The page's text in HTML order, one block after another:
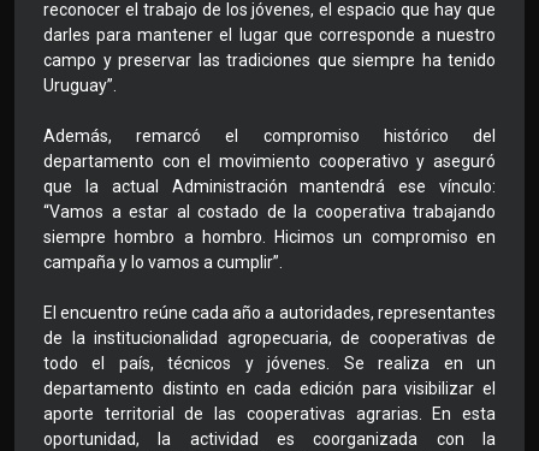
reconocer el trabajo de los jóvenes, el espacio que hay que
darles para mantener el lugar que corresponde a nuestro
campo y preservar las tradiciones que siempre ha tenido
Uruguay”.
Además, remarcó el compromiso histórico del
departamento con el movimiento cooperativo y aseguró
que la actual Administración mantendrá ese vínculo:
“Vamos a estar al costado de la cooperativa trabajando
siempre hombro a hombro. Hicimos un compromiso en
campaña y lo vamos a cumplir”.
El encuentro reúne cada año a autoridades, representantes
de la institucionalidad agropecuaria, de cooperativas de
todo el país, técnicos y jóvenes. Se realiza en un
departamento distinto en cada edición para visibilizar el
aporte territorial de las cooperativas agrarias. En esta
oportunidad, la actividad es coorganizada con la